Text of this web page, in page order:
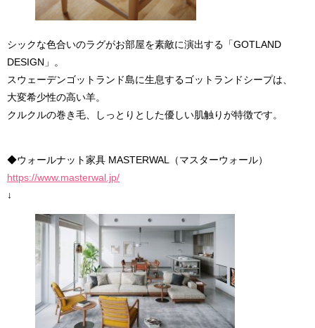
シックな色合いのラグがお部屋を素敵に演出する「GOTLAND
DESIGN」。
スウェーデンゴットランド島に生息するゴットランドシープは、
大変希少性の高い羊。
クルクルの巻き毛、しっとりとした優しい肌触りが特徴です。
◆ウォールナット家具 MASTERWAL（マスターウォール）
https://www.masterwal.jp/
↓